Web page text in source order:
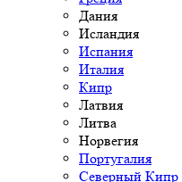
Дания
Исландия
Испания
Италия
Кипр
Латвия
Литва
Норвегия
Португалия
Северный Кипр